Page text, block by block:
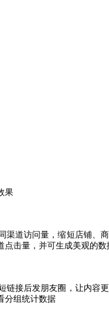
果
道访问量，缩短店铺、
点击量，并可生成美观的数
接后发朋友圈，让内容
分组统计数据